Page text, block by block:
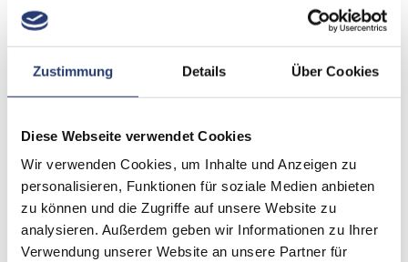
Zustimmung Details Über Cookies
Diese Webseite verwendet Cookies
Wir verwenden Cookies, um Inhalte und Anzeigen zu
personalisieren, Funktionen für soziale Medien anbieten
zu können und die Zugriffe auf unsere Website zu
analysieren. Außerdem geben wir Informationen zu Ihrer
Verwendung unserer Website an unsere Partner für
Mit integrierter PrepBox, ChargingPlate und ausreichend
8 Barndoors und 8 Rotational Elliptical Filters sowie
ist das ChargingCase die ultimative Lösung für die
Was passt in die Box?
1 x ChargingPlate für 8 x QuikSpots
1 x PrepBox